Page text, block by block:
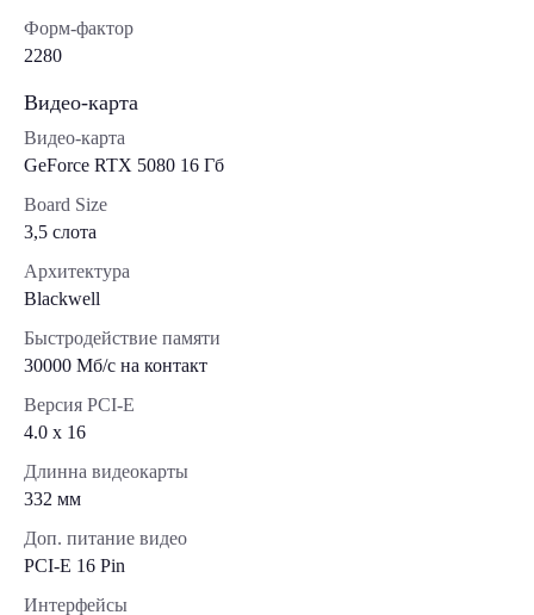
Форм-фактор
2280
Видео-карта
Видео-карта
GeForce RTX 5080 16 Гб
Board Size
3,5 слота
Архитектура
Blackwell
Быстродействие памяти
30000 Мб/с на контакт
Версия PCI-E
4.0 x 16
Длинна видеокарты
332 мм
Доп. питание видео
PCI-E 16 Pin
Интерфейсы